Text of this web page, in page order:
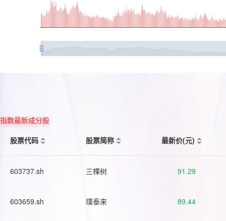
指数最新成分股
股票代码
股票简称 最新价(元)
603737.sh 三棵树 91.29
603659.sh 璞泰来 89.44